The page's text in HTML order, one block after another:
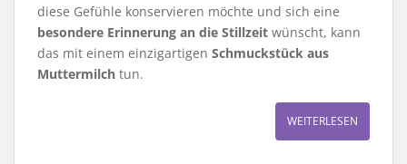
diese Gefühle konservieren möchte und sich eine
besondere Erinnerung an die Stillzeit wünscht, kann
das mit einem einzigartigen Schmuckstück aus
Muttermilch tun.
WEITERLESEN